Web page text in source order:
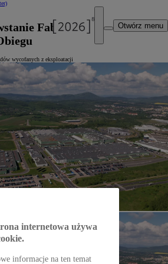
Otwórz menu
Fabryka
wycofanych z eksploatacji
internetowa używa
informacje na ten temat